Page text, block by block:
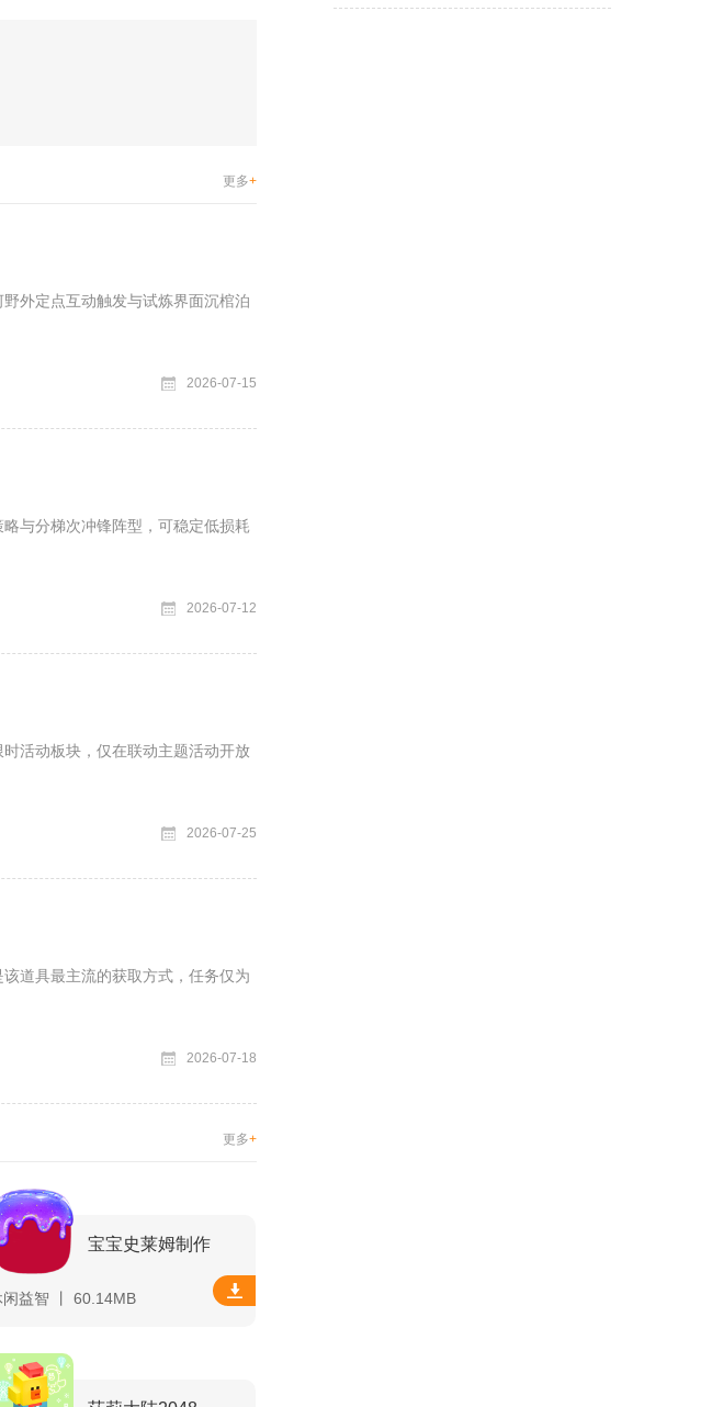
更多+
外定点互动触发与试炼界面沉棺泊
2026-07-15
与分梯次冲锋阵型，可稳定低损耗
2026-07-12
活动板块，仅在联动主题活动开放
2026-07-25
道具最主流的获取方式，任务仅为
2026-07-18
更多+
宝宝史莱姆制作
闲益智 丨 60.14MB